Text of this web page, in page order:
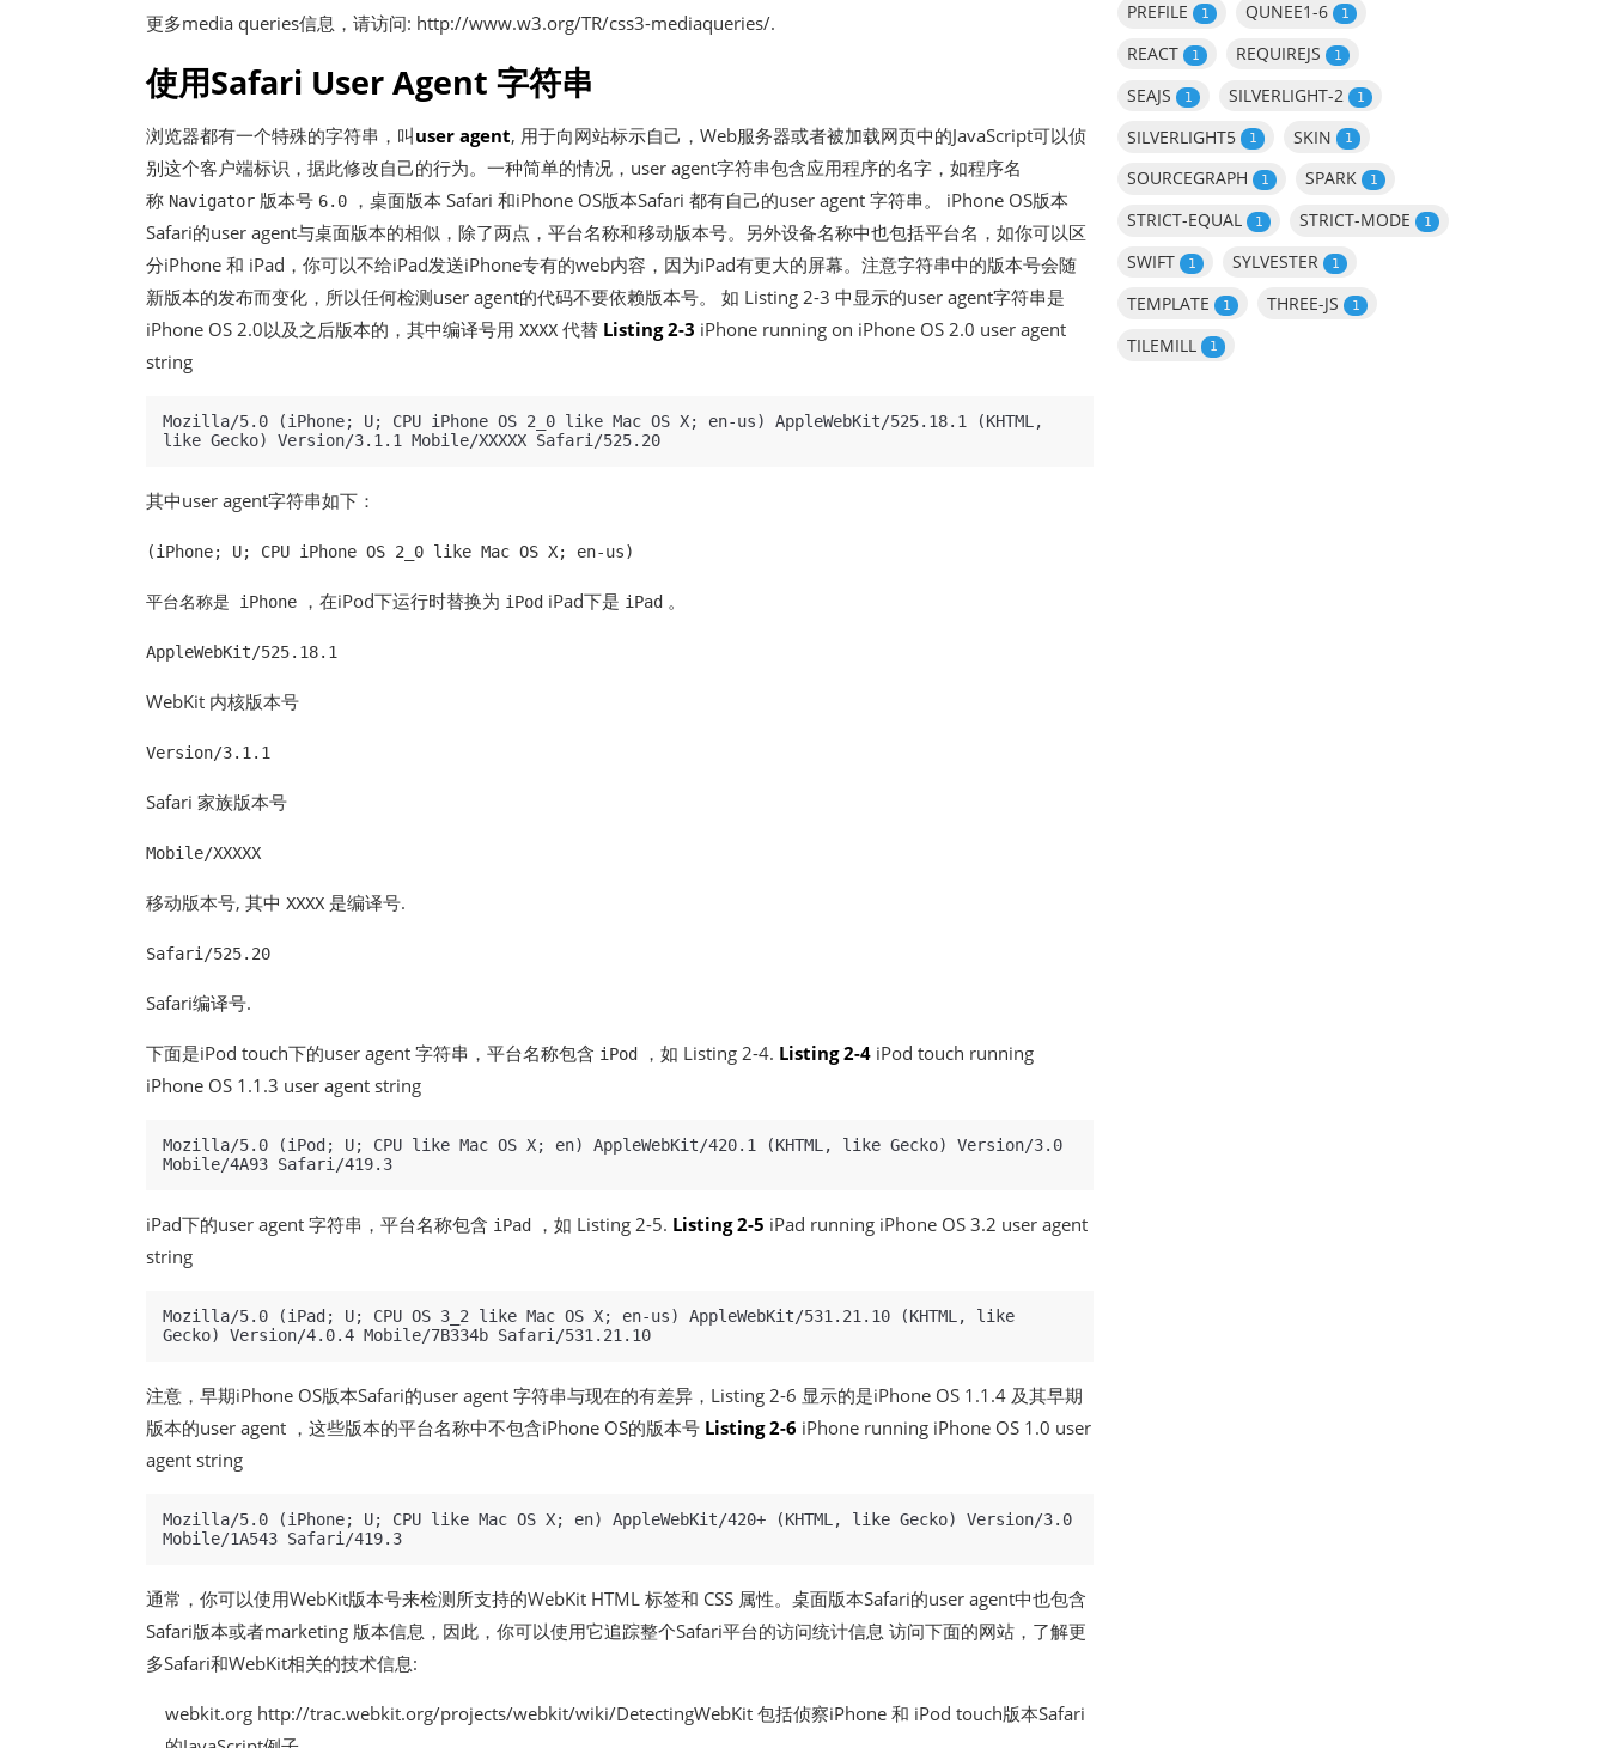
更多media queries信息，请访问: http://www.w3.org/TR/css3-mediaqueries/.
使用Safari User Agent 字符串
浏览器都有一个特殊的字符串，叫user agent, 用于向网站标示自己，Web服务器或者被加载网页中的JavaScript可以侦
别这个客户端标识，据此修改自己的行为。一种简单的情况，user agent字符串包含应用程序的名字，如程序名
称 Navigator 版本号 6.0
，桌面版本 Safari 和iPhone OS版本Safari 都有自己的user agent 字符串。 iPhone OS版本
Safari的user agent与桌面版本的相似，除了两点，平台名称和移动版本号。另外设备名称中也包括平台名，如你可以区
分iPhone 和 iPad，你可以不给iPad发送iPhone专有的web内容，因为iPad有更大的屏幕。注意字符串中的版本号会随
新版本的发布而变化，所以任何检测user agent的代码不要依赖版本号。 如 Listing 2-3 中显示的user agent字符串是
iPhone OS 2.0以及之后版本的，其中编译号用 XXXX 代替 Listing 2-3 iPhone running on iPhone OS 2.0 user agent
string
Mozilla/5.0 (iPhone; U; CPU iPhone OS 2_0 like Mac OS X; en-us) AppleWebKit/525.18.1 (KHTML,
like Gecko) Version/3.1.1 Mobile/XXXXX Safari/525.20
其中user agent字符串如下：
(iPhone; U; CPU iPhone OS 2_0 like Mac OS X; en-us)
平台名称是 iPhone ，在iPod下运行时替换为 iPod iPad下是 iPad 。
AppleWebKit/525.18.1
WebKit 内核版本号
Version/3.1.1
Safari 家族版本号
Mobile/XXXXX
移动版本号, 其中 XXXX 是编译号.
Safari/525.20
Safari编译号.
下面是iPod touch下的user agent 字符串，平台名称包含 iPod ，如 Listing 2-4. Listing 2-4 iPod touch running
iPhone OS 1.1.3 user agent string
Mozilla/5.0 (iPod; U; CPU like Mac OS X; en) AppleWebKit/420.1 (KHTML, like Gecko) Version/3.0
Mobile/4A93 Safari/419.3
iPad下的user agent 字符串，平台名称包含 iPad ，如 Listing 2-5. Listing 2-5 iPad running iPhone OS 3.2 user agent
string
Mozilla/5.0 (iPad; U; CPU OS 3_2 like Mac OS X; en-us) AppleWebKit/531.21.10 (KHTML, like
Gecko) Version/4.0.4 Mobile/7B334b Safari/531.21.10
注意，早期iPhone OS版本Safari的user agent 字符串与现在的有差异，Listing 2-6 显示的是iPhone OS 1.1.4 及其早期
版本的user agent ，这些版本的平台名称中不包含iPhone OS的版本号 Listing 2-6 iPhone running iPhone OS 1.0 user
agent string
Mozilla/5.0 (iPhone; U; CPU like Mac OS X; en) AppleWebKit/420+ (KHTML, like Gecko) Version/3.0
Mobile/1A543 Safari/419.3
通常，你可以使用WebKit版本号来检测所支持的WebKit HTML 标签和 CSS 属性。桌面版本Safari的user agent中也包含
Safari版本或者marketing 版本信息，因此，你可以使用它追踪整个Safari平台的访问统计信息 访问下面的网站，了解更
多Safari和WebKit相关的技术信息:
webkit.org http://trac.webkit.org/projects/webkit/wiki/DetectingWebKit 包括侦察iPhone 和 iPod touch版本Safari
PREFILE 1 QUNEE1-6 1
REACT 1 REQUIREJS 1
SEAJS 1 SILVERLIGHT-2 1
SILVERLIGHT5 1 SKIN 1
SOURCEGRAPH 1 SPARK 1
STRICT-EQUAL 1 STRICT-MODE 1
SWIFT 1 SYLVESTER 1
TEMPLATE 1 THREE-JS 1
TILEMILL 1